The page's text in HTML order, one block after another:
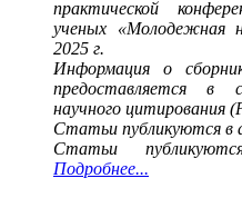
практической
ученых «Молодежная
2025 г.
Информация о
предоставляется в
научного цитирования
Статьи публикуются в
Статьи
Подробнее...